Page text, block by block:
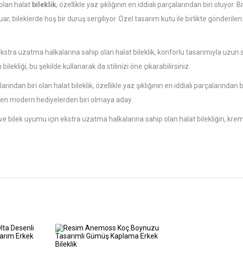
halat bileklik, özellikle yaz şıklığının en iddialı parçalarından biri
bileklerde hoş bir duruş sergiliyor. Özel tasarım kutu ile birlikte gönderilen
uzatma halkalarına sahip olan halat bileklik, konforlu tasarımıyla uzun
bilekliği, bu şekilde kullanarak da stilinizi öne çıkarabilirsiniz.
biri olan halat bileklik, özellikle yaz şıklığının en iddialı
modern hediyelerden biri olmaya aday.
bilek uyumu için ekstra uzatma halkalarına sahip olan halat bilekliğin,